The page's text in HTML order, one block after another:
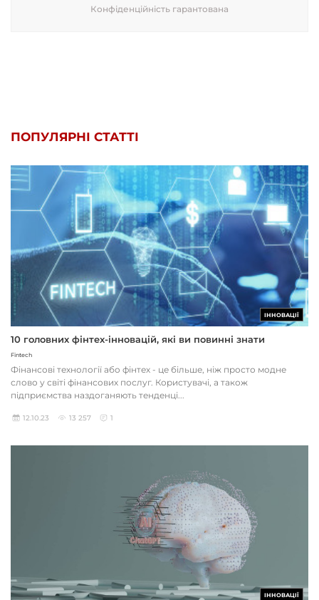
Конфіденційність гарантована
ПОПУЛЯРНІ СТАТТІ
ІННОВАЦІЇ
10 головних фінтех-інновацій, які ви повинні знати
Fintech
Фінансові технології або фінтех - це більше, ніж просто модне
слово у світі фінансових послуг. Користувачі, а також
підприємства наздоганяють тенденці...
12.10.23 13 257 1
ІННОВАЦІЇ